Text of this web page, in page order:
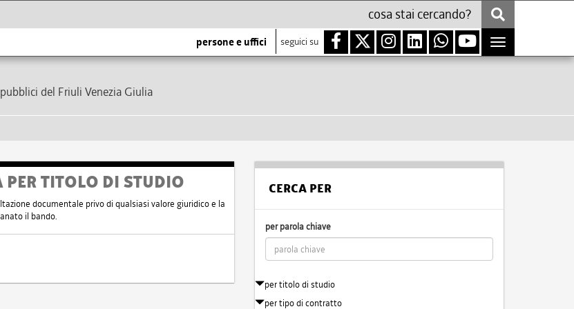
persone e uffici seguici su
Toggle
navigation
del Friuli Venezia Giulia
PER TITOLO DI STUDIO
documentale privo di qualsiasi valore giuridico e la
il bando.
CERCA PER
per parola chiave
per titolo di studio
per tipo di contratto